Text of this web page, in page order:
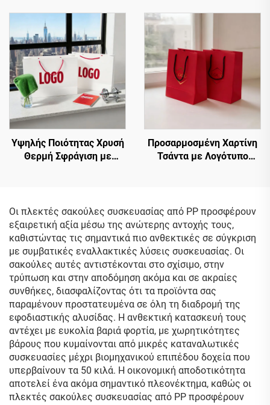
Λαβή από Κορδόνι, για
Μπουτίκ,
Προσαρμοσμένες Τσάντες
Συσκευασίας Ρούχων και
Παπουτσιών
Ψώνισμα για Ρούχα, με το
Δικό Σας Λογότυπο
Υψηλής Ποιότητας Χρυσή
Θερμή Σφράγιση με
Προσαρμοσμένες
Χαρτίνες Τσάντες
Ψώνισμα για Μπουτίκ
Προσαρμοσμένη Χαρτίνη
Τσάντα με Λογότυπο
Καλλυντικών,
Κοσμημάτων, Ψώνισμα
Οι πλεκτές σακούλες συσκευασίας από PP προσφέρουν
εξαιρετική αξία μέσω της ανώτερης αντοχής τους,
καθιστώντας τις σημαντικά πιο ανθεκτικές σε σύγκριση
με συμβατικές εναλλακτικές λύσεις συσκευασίας. Οι
σακούλες αυτές αντιστέκονται στο σχίσιμο, στην
τρύπωση και στην αποδόμηση ακόμα και σε ακραίες
συνθήκες, διασφαλίζοντας ότι τα προϊόντα σας
παραμένουν προστατευμένα σε όλη τη διαδρομή της
εφοδιαστικής αλυσίδας. Η ανθεκτική κατασκευή τους
αντέχει με ευκολία βαριά φορτία, με χωρητικότητες
βάρους που κυμαίνονται από μικρές καταναλωτικές
συσκευασίες μέχρι βιομηχανικού επιπέδου δοχεία που
υπερβαίνουν τα 50 κιλά. Η οικονομική αποδοτικότητα
αποτελεί ένα ακόμα σημαντικό πλεονέκτημα, καθώς οι
πλεκτές σακούλες συσκευασίας από PP προσφέρουν